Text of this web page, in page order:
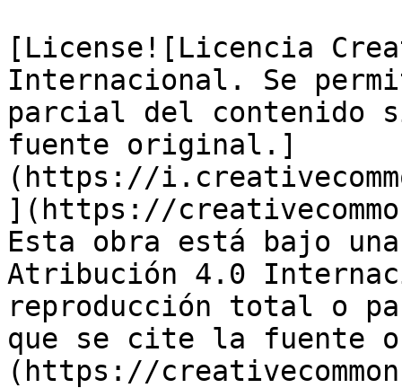
[License![Licencia
Internacional. Se
parcial del contenido
fuente original.]
(https://
](https://
Esta obra está bajo
Atribución 4.0
reproducción total o
que se cite la fuente
(https://